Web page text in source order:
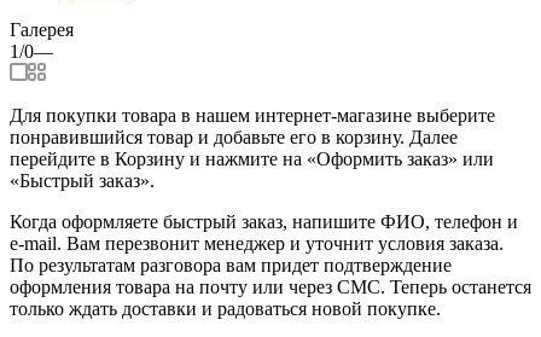
Галерея
1/0—
Для покупки товара в нашем интернет-магазине выберите
понравившийся товар и добавьте его в корзину. Далее
перейдите в Корзину и нажмите на «Оформить заказ» или
«Быстрый заказ».
Когда оформляете быстрый заказ, напишите ФИО, телефон и
e-mail. Вам перезвонит менеджер и уточнит условия заказа.
По результатам разговора вам придет подтверждение
оформления товара на почту или через СМС. Теперь останется
только ждать доставки и радоваться новой покупке.